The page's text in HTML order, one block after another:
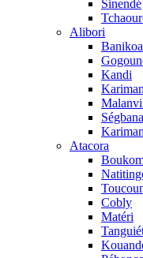
Sinendé
Alibori
Kandi
Ségbana
Atacora
Cobly
Matéri